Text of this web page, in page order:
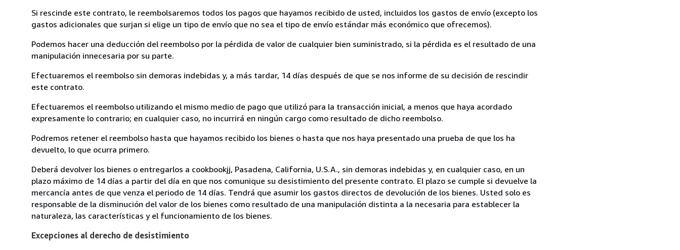
Si rescinde este contrato, le reembolsaremos todos los pagos que hayamos recibido de usted, incluidos los gastos de envío (excepto los
gastos adicionales que surjan si elige un tipo de envío que no sea el tipo de envío estándar más económico que ofrecemos).
Podemos hacer una deducción del reembolso por la pérdida de valor de cualquier bien suministrado, si la pérdida es el resultado de una
manipulación innecesaria por su parte.
Efectuaremos el reembolso sin demoras indebidas y, a más tardar, 14 días después de que se nos informe de su decisión de rescindir
este contrato.
Efectuaremos el reembolso utilizando el mismo medio de pago que utilizó para la transacción inicial, a menos que haya acordado
expresamente lo contrario; en cualquier caso, no incurrirá en ningún cargo como resultado de dicho reembolso.
Podremos retener el reembolso hasta que hayamos recibido los bienes o hasta que nos haya presentado una prueba de que los ha
devuelto, lo que ocurra primero.
Deberá devolver los bienes o entregarlos a cookbookjj, Pasadena, California, U.S.A., sin demoras indebidas y, en cualquier caso, en un
plazo máximo de 14 días a partir del día en que nos comunique su desistimiento del presente contrato. El plazo se cumple si devuelve la
mercancía antes de que venza el periodo de 14 días. Tendrá que asumir los gastos directos de devolución de los bienes. Usted solo es
responsable de la disminución del valor de los bienes como resultado de una manipulación distinta a la necesaria para establecer la
naturaleza, las características y el funcionamiento de los bienes.
Excepciones al derecho de desistimiento